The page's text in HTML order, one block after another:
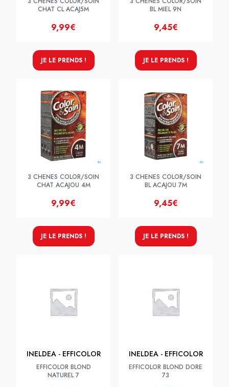
CHAT CL ACAJ5M
9,99€
JE LE PRENDS !
BL MIEL 9N
9,45€
JE LE PRENDS !
3 CHENES COLOR/SOIN
CHAT ACAJOU 4M
9,99€
JE LE PRENDS !
3 CHENES COLOR/SOIN
BL ACAJOU 7M
9,45€
JE LE PRENDS !
INELDEA - EFFICOLOR
EFFICOLOR BLOND
NATUREL 7
INELDEA - EFFICOLOR
EFFICOLOR BLOND DORE
73